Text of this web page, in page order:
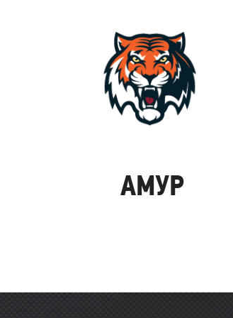
Амур
АМУР